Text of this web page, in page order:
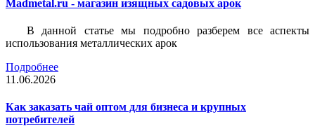
Madmetal.ru - магазин изящных садовых арок
В данной статье мы подробно разберем все аспекты
использования металлических арок
Подробнее
11.06.2026
Как заказать чай оптом для бизнеса и крупных
потребителей